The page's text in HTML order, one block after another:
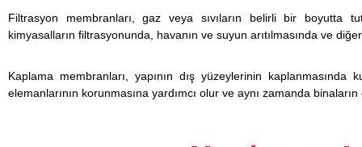
Filtrasyon membranları, gaz veya sıvıların belirli bir boyutta
kimyasalların filtrasyonunda, havanın ve suyun arıtılmasında ve
Kaplama membranları, yapının dış yüzeylerinin kaplanmasında
elemanlarının korunmasına yardımcı olur ve aynı zamanda